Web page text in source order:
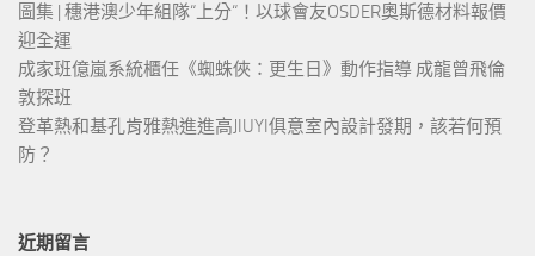
圖集 | 穗港澳少年組隊“上分“！以球會友OSDER奧斯德材料報價
迎全運
成家班億嵐系統櫃任《蜘蛛俠：更生日》動作指導 成龍曾飛倫
敦探班
登革熱和基孔肯雅熱進進高JIUYI俱意室內設計發期，該若何預
防？
近期留言